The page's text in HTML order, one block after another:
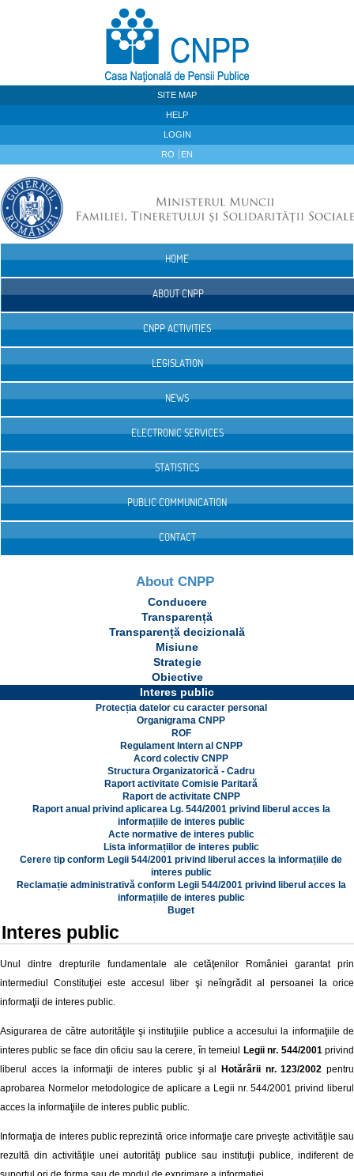
SITE MAP
HELP
LOGIN
RO EN
HOME
ABOUT CNPP
CNPP ACTIVITIES
LEGISLATION
NEWS
ELECTRONIC SERVICES
STATISTICS
PUBLIC COMMUNICATION
CONTACT
About CNPP
Conducere
Transparență
Transparență decizională
Misiune
Strategie
Obiective
Interes public
Protecția datelor cu caracter personal
Organigrama CNPP
ROF
Regulament Intern al CNPP
Acord colectiv CNPP
Structura Organizatorică - Cadru
Raport activitate Comisie Paritară
Raport de activitate CNPP
Raport anual privind aplicarea Lg. 544/2001 privind liberul acces la
informațiile de interes public
Acte normative de interes public
Lista informațiilor de interes public
Cerere tip conform Legii 544/2001 privind liberul acces la informațiile de
interes public
Reclamație administrativă conform Legii 544/2001 privind liberul acces la
informațiile de interes public
Buget
Interes public
Unul dintre drepturile fundamentale ale cetăţenilor României garantat prin
intermediul Constituţiei este accesul liber şi neîngrădit al persoanei la orice
informaţii de interes public.
Asigurarea de către autorităţile şi instituţiile publice a accesului la informaţiile de
interes public se face din oficiu sau la cerere, în temeiul Legii nr. 544/2001privind
liberul acces la informaţii de interes public şi al Hotărârii nr. 123/2002 pentru
aprobarea Normelor metodologice de aplicare a Legii nr. 544/2001 privind liberul
acces la informaţiile de interes public public.
Informaţia de interes public reprezintă orice informaţie care priveşte activităţile sau
rezultă din activităţile unei autorităţi publice sau instituţii publice, indiferent de